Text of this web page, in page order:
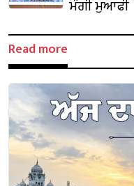
ਮੰਗੀ ਮੁਆਫੀ
Read more